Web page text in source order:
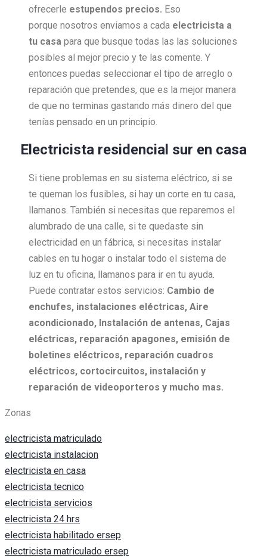
ofrecerle estupendos precios. Eso
porque nosotros enviamos a cada electricista a
tu casa para que busque todas las las soluciones
posibles al mejor precio y te las comente. Y
entonces puedas seleccionar el tipo de arreglo o
reparación que pretendes, que es la mejor manera
de que no terminas gastando más dinero del que
tenías pensado en un principio.
Electricista residencial sur en casa
Si tiene problemas en su sistema eléctrico, si se
te queman los fusibles, si hay un corte en tu casa,
llamanos. También si necesitas que reparemos el
alumbrado de una calle, si te quedaste sin
electricidad en un fábrica, si necesitas instalar
cables en tu hogar o instalar todo el sistema de
luz en tu oficina, llamanos para ir en tu ayuda.
Puede contratar estos servicios: Cambio de
enchufes, instalaciones eléctricas, Aire
acondicionado, Instalación de antenas, Cajas
eléctricas, reparación apagones, emisión de
boletines eléctricos, reparación cuadros
eléctricos, cortocircuitos, instalación y
reparación de videoporteros y mucho mas.
Zonas
electricista matriculado
electricista instalacion
electricista en casa
electricista tecnico
electricista servicios
electricista 24 hrs
electricista habilitado ersep
electricista matriculado ersep